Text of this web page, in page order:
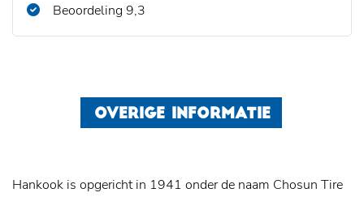
Beoordeling 9,3
OVERIGE INFORMATIE
Hankook is opgericht in 1941 onder de naam Chosun Tire